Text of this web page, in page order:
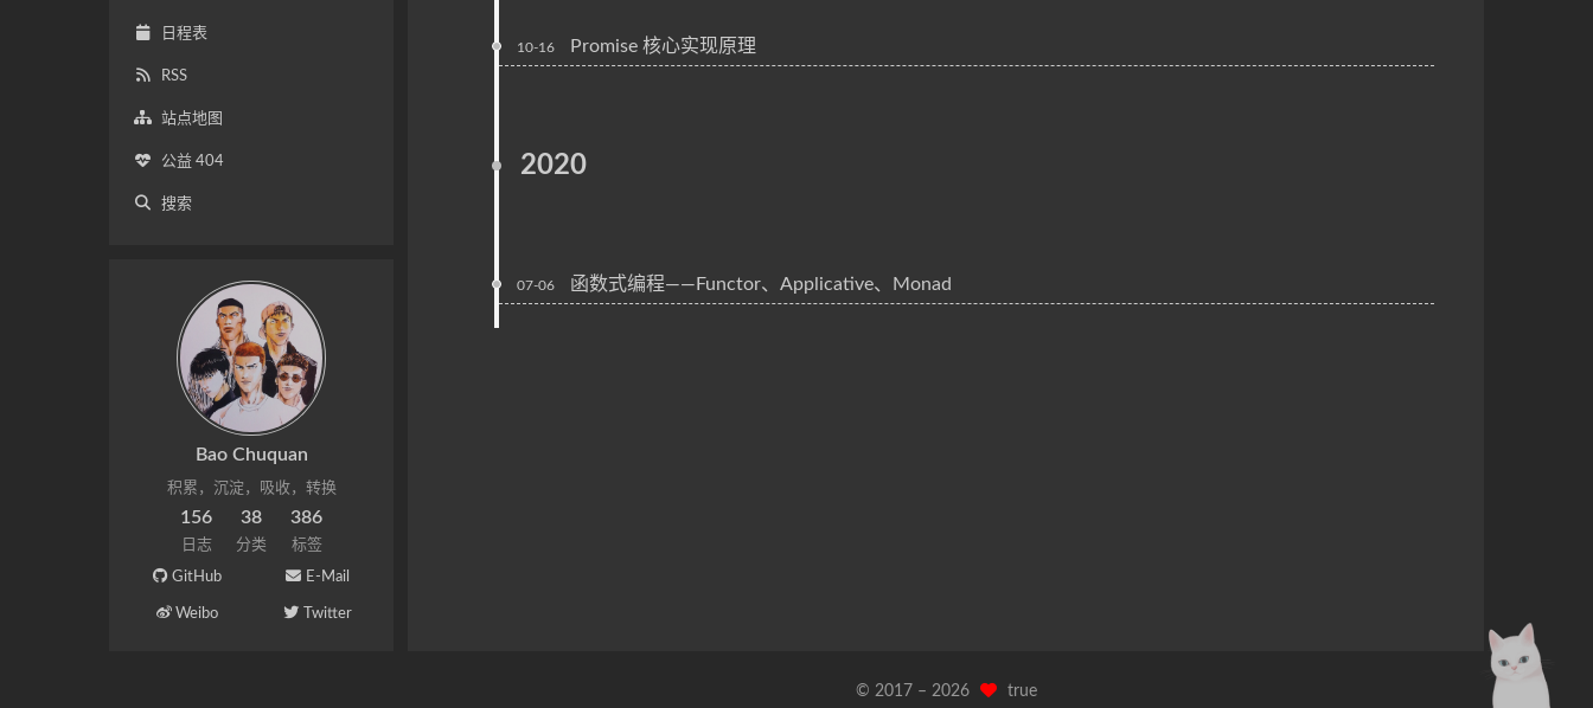
日程表
RSS
站点地图
公益 404
搜索
Bao Chuquan
积累，沉淀，吸收，转换
156
日志
38
分类
386
标签
GitHub E-Mail
Weibo Twitter
10-16 Promise 核心实现原理
2020
07-06 函数式编程——Functor、Applicative、Monad
© 2017 – 2026 true